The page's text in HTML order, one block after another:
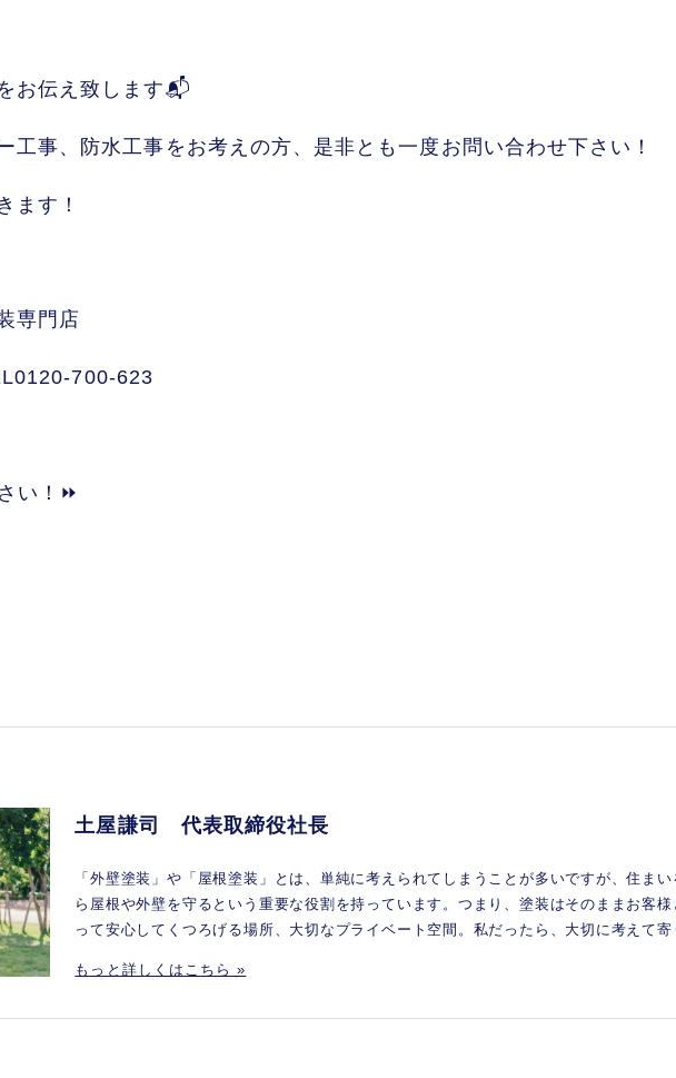
お伝え致します📬
工事、防水工事をお考えの方、是非とも一度お問い合わせ下さい！
ます！
専門店
700-623
い！⏩
土屋謙司 代表取締役社長
「外壁塗装」や「屋根塗装」とは、単純に考えられてしまうことが多いですが、住ま
ら屋根や外壁を守るという重要な役割を持っています。つまり、塗装はそのままお客
って安心してくつろげる場所、大切なプライベート空間。私だったら、大切に考えて寄
もっと詳しくはこちら »